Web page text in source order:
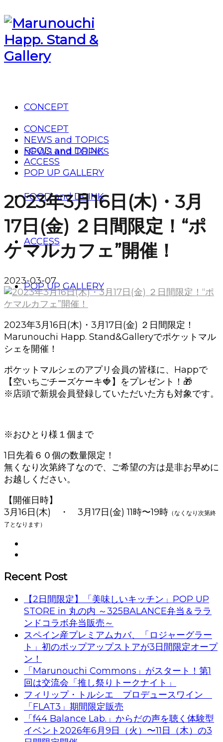
CONCEPT
NEWS and TOPICS
FOOD and DRINK
ACCESS
POP UP GALLERY
CONCEPT
NEWS and TOPICS
FOOD and DRINK
ACCESS
POP UP GALLERY
2023年3月16日(木)・3月
17日(金) ２日間限定！“ポ
ケマルカフェ”開催！
2023-03-07
2023年3月16日(木)・3月17日(金) ２日間限定！
Marunouchi Happ. Stand&Galleryでポケットマル
シェを開催！
ポケットマルシェのアプリ会員の皆様に、Happで
【空いちごチーズケーキ🍓】をプレゼント！🎁
※店頭で新規会員登録していただいた方も対象です。
※おひとり様１個まで
1日先着６０個の数量限定！
無くなり次第終了なので、ご希望の方は是非お早めに
お越しください。
【開催日時】
3月16日(木) ・ 3月17日(金) 11時〜19時 （なくなり次第終
了となります）
Recent Post
【2日間限定】「美味しいキッチン」POP UP
STORE in 丸の内 ～325BALANCE弁当＆ララ
ンドコラボ弁当販売～
スペイン産プレミアムカバ、「ロジャーグラー
ト」初のポップアップストアが3日間限定オープ
ン！
「Marunouchi Commons」がスタート！第1
回は交流会「推し祭りトークナイト」
フィリップ・トルシエ プロデュースワイン
「FLAT3」期間限定販売
「f44 Balance Lab.」からだの声を聴く体験型
イベント2026年6月9日（火）〜11日（木）の3